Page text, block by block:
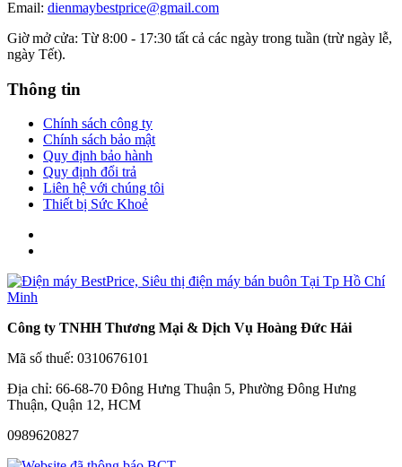
Email: dienmaybestprice@gmail.com
Giờ mở cửa: Từ 8:00 - 17:30 tất cả các ngày trong tuần (trừ ngày lễ,
ngày Tết).
Thông tin
Chính sách công ty
Chính sách bảo mật
Quy định bảo hành
Quy định đổi trả
Liên hệ với chúng tôi
Thiết bị Sức Khoẻ
Công ty TNHH Thương Mại & Dịch Vụ Hoàng Đức Hải
Mã số thuế: 0310676101
Địa chỉ: 66-68-70 Đông Hưng Thuận 5, Phường Đông Hưng
Thuận, Quận 12, HCM
0989620827